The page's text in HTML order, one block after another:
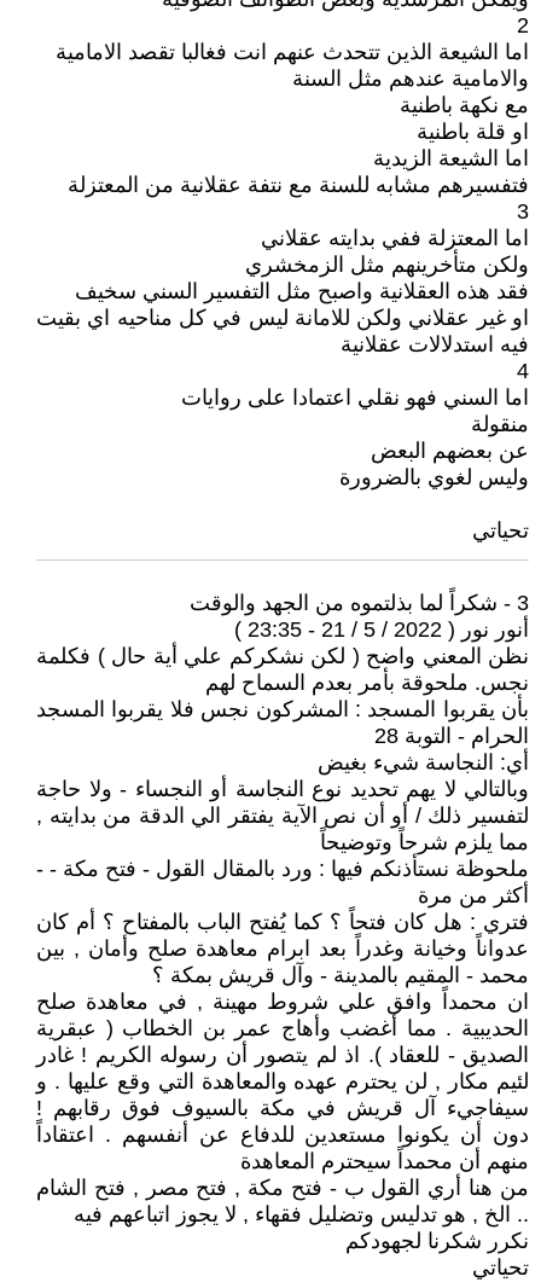
2
اما الشيعة الذين تتحدث عنهم انت فغالبا تقصد الامامية
والامامية عندهم مثل السنة
مع نكهة باطنية
او قلة باطنية
اما الشيعة الزيدية
فتفسيرهم مشابه للسنة مع نتفة عقلانية من المعتزلة
3
اما المعتزلة ففي بدايته عقلاني
ولكن متأخرينهم مثل الزمخشري
فقد هذه العقلانية واصبح مثل التفسير السني سخيف
او غير عقلاني ولكن للامانة ليس في كل مناحيه اي بقيت
فيه استدلالات عقلانية
4
اما السني فهو نقلي اعتمادا على روايات
منقولة
عن بعضهم البعض
وليس لغوي بالضرورة
تحياتي
3 - شكراً لما بذلتموه من الجهد والوقت
أنور نور ( 2022 / 5 / 21 - 23:35 )
نظن المعني واضح ( لكن نشكركم علي أية حال ) فكلمة
نجس. ملحوقة بأمر بعدم السماح لهم
بأن يقربوا المسجد : المشركون نجس فلا يقربوا المسجد
الحرام - التوبة 28
أي: النجاسة شيء بغيض
وبالتالي لا يهم تحديد نوع النجاسة أو النجساء - ولا حاجة
لتفسير ذلك / أو أن نص الآية يفتقر الي الدقة من بدايته ,
مما يلزم شرحاً وتوضيحاً
ملحوظة نستأذنكم فيها : ورد بالمقال القول - فتح مكة - -
أكثر من مرة
فتري : هل كان فتحاً ؟ كما يُفتح الباب بالمفتاح ؟ أم كان
عدواناً وخيانة وغدراً بعد ابرام معاهدة صلح وأمان , بين
محمد - المقيم بالمدينة - وآل قريش بمكة ؟
ان محمداً وافق علي شروط مهينة , في معاهدة صلح
الحديبية . مما أغضب وأهاج عمر بن الخطاب ( عبقرية
الصديق - للعقاد ). اذ لم يتصور أن رسوله الكريم ! غادر
لئيم مكار , لن يحترم عهده والمعاهدة التي وقع عليها . و
سيفاجيء آل قريش في مكة بالسيوف فوق رقابهم !
دون أن يكونوا مستعدين للدفاع عن أنفسهم . اعتقاداً
منهم أن محمداً سيحترم المعاهدة
من هنا أري القول ب - فتح مكة , فتح مصر , فتح الشام
.. الخ , هو تدليس وتضليل فقهاء , لا يجوز اتباعهم فيه
نكرر شكرنا لجهودكم
تحياتي